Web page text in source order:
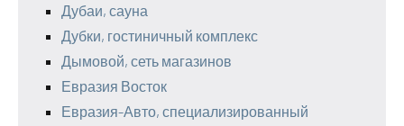
Дубаи, сауна
Дубки, гостиничный комплекс
Дымовой, сеть магазинов
Евразия Восток
Евразия-Авто, специализированный